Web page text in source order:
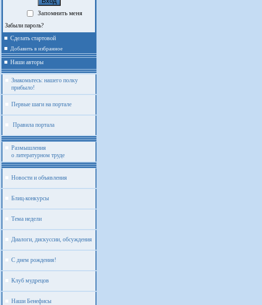
Запомнить меня
Забыли пароль?
Сделать стартовой
Добавить в избранное
Наши авторы
Знакомьтесь: нашего полку
прибыло!
Первые шаги на портале
Правила портала
Размышления
о литературном труде
Новости и объявления
Блиц-конкурсы
Тема недели
Диалоги, дискуссии, обсуждения
С днем рождения!
Клуб мудрецов
Наши Бенефисы